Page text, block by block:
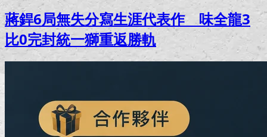
蔣銲6局無失分寫生涯代表作 味全龍3
比0完封統一獅重返勝軌